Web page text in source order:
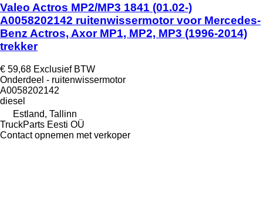
Valeo Actros MP2/MP3 1841 (01.02-)
A0058202142 ruitenwissermotor voor Mercedes-
Benz Actros, Axor MP1, MP2, MP3 (1996-2014)
trekker
€ 59,68 Exclusief BTW
Onderdeel - ruitenwissermotor
A0058202142
diesel
Estland, Tallinn
TruckParts Eesti OÜ
Contact opnemen met verkoper